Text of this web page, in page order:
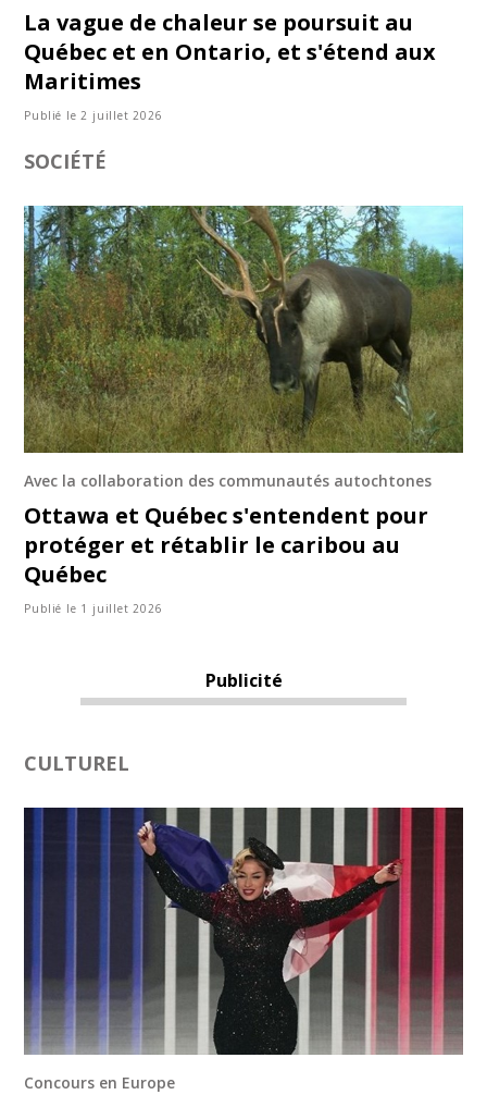
La vague de chaleur se poursuit au
Québec et en Ontario, et s'étend aux
Maritimes
Publié le 2 juillet 2026
SOCIÉTÉ
Avec la collaboration des communautés autochtones
Ottawa et Québec s'entendent pour
protéger et rétablir le caribou au
Québec
Publié le 1 juillet 2026
Publicité
CULTUREL
Concours en Europe